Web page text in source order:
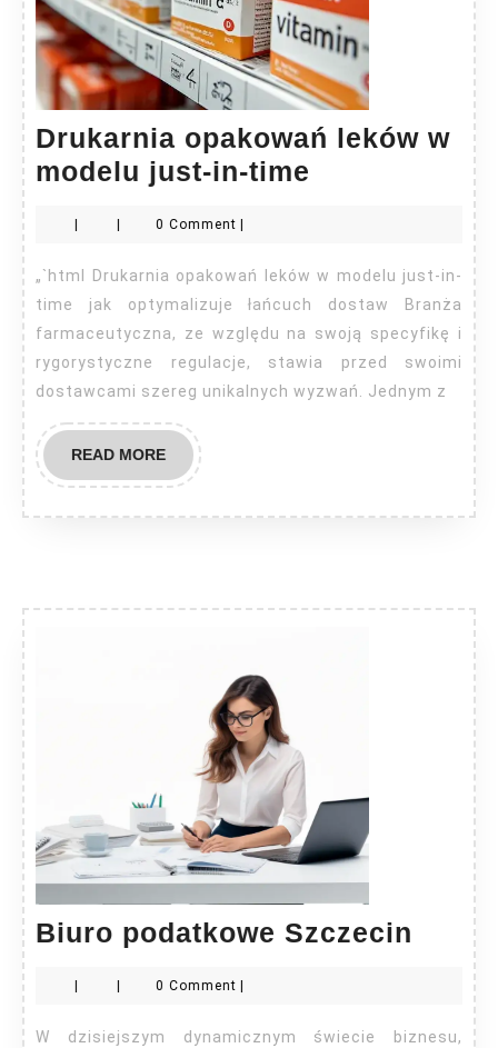
Drukarnia opakowań leków w
modelu just-in-time
w
modelu
just-
in-
time
| | 0 Comment |
„`html Drukarnia opakowań leków w modelu just-in-
time jak optymalizuje łańcuch dostaw Branża
farmaceutyczna, ze względu na swoją specyfikę i
rygorystyczne regulacje, stawia przed swoimi
dostawcami szereg unikalnych wyzwań. Jednym z
READ MOREREAD
MORE
Biuro podatkowe Szczecin Biuro
0 Comment
W dzisiejszym dynamicznym świecie biznesu,